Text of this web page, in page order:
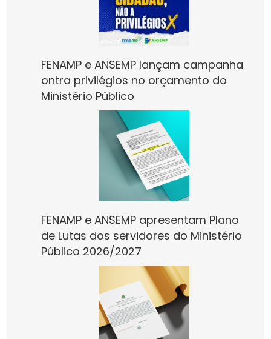
FENAMP e ANSEMP lançam campanha
ontra privilégios no orçamento do
Ministério Público
FENAMP e ANSEMP apresentam Plano
de Lutas dos servidores do Ministério
Público 2026/2027